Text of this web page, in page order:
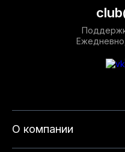
О компании